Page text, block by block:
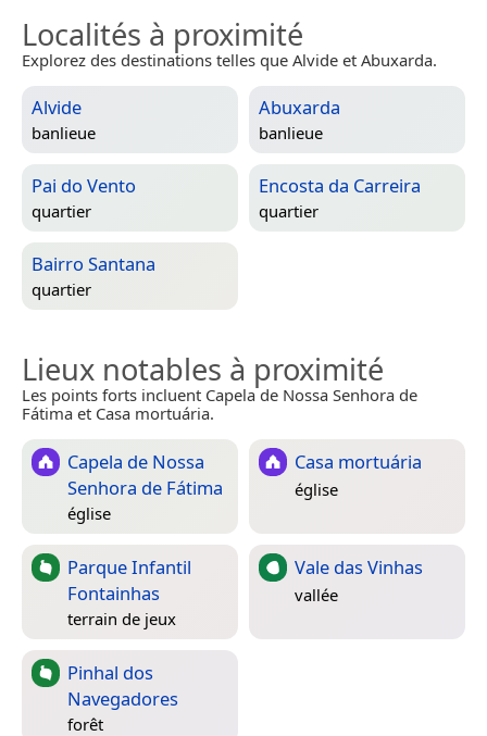
Localités à proximité
Explorez des destinations telles que Alvide et Abuxarda.
Alvide
banlieue
Abuxarda
banlieue
Pai do Vento
quartier
Encosta da Carreira
quartier
Bairro Santana
quartier
Lieux notables à proximité
Les points forts incluent Capela de Nossa Senhora de
Fátima et Casa mortuária.
Capela de Nossa
Senhora de Fátima
église
Casa mortuária
église
Parque Infantil
Fontainhas
terrain de jeux
Vale das Vinhas
vallée
Pinhal dos
Navegadores
forêt